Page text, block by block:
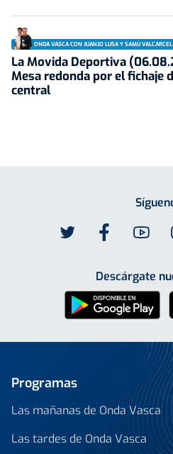
ONDA VASCA CON JUANJO LUSA Y SAMU VALCÁRCEL
La Movida Deportiva
Mesa redonda por el fichaje
central
Descárgate
Programas
Las mañanas de Onda Vasca
Las tardes de Onda Vasca